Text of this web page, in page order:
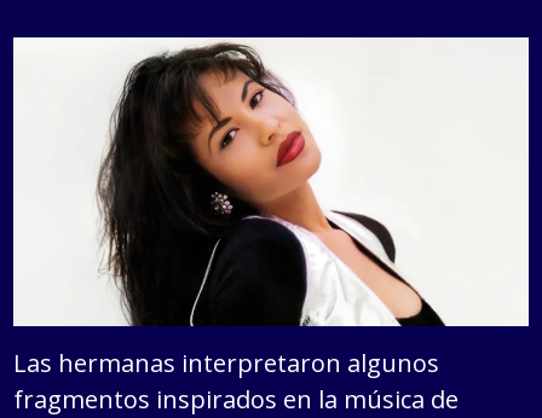
Las hermanas interpretaron algunos
fragmentos inspirados en la música de